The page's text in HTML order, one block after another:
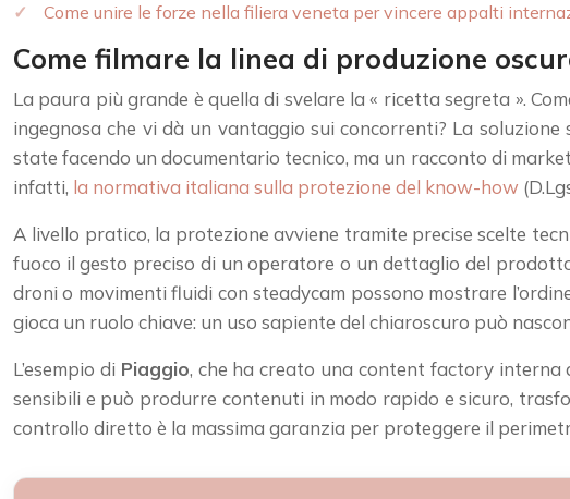
Come unire le forze nella filiera veneta per vincere appalti
Come filmare la linea di produzione
La paura più grande è quella di svelare la « ricetta segreta ».
ingegnosa che vi dà un vantaggio sui concorrenti? La
state facendo un documentario tecnico, ma un racconto di
infatti, la normativa italiana sulla protezione del know-how
A livello pratico, la protezione avviene tramite precise scelte
fuoco il gesto preciso di un operatore o un dettaglio del
droni o movimenti fluidi con steadycam possono mostrare
gioca un ruolo chiave: un uso sapiente del chiaroscuro può
L’esempio di Piaggio, che ha creato una content factory interna
sensibili e può produrre contenuti in modo rapido e sicuro,
controllo diretto è la massima garanzia per proteggere il